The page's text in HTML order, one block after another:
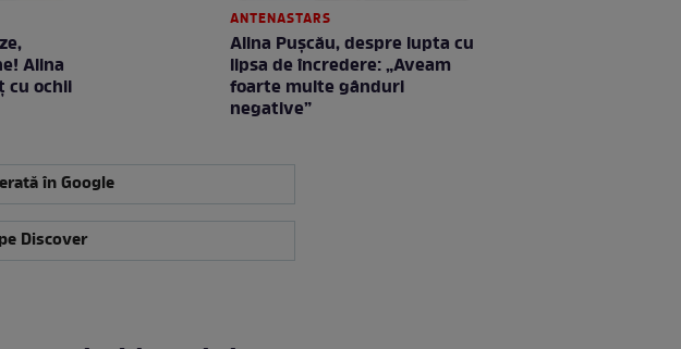
Alina
cu ochii
ANTENASTARS
Alina Pușcău, despre lupta cu
lipsa de încredere: „Aveam
foarte multe gânduri
negative”
în Google
Discover